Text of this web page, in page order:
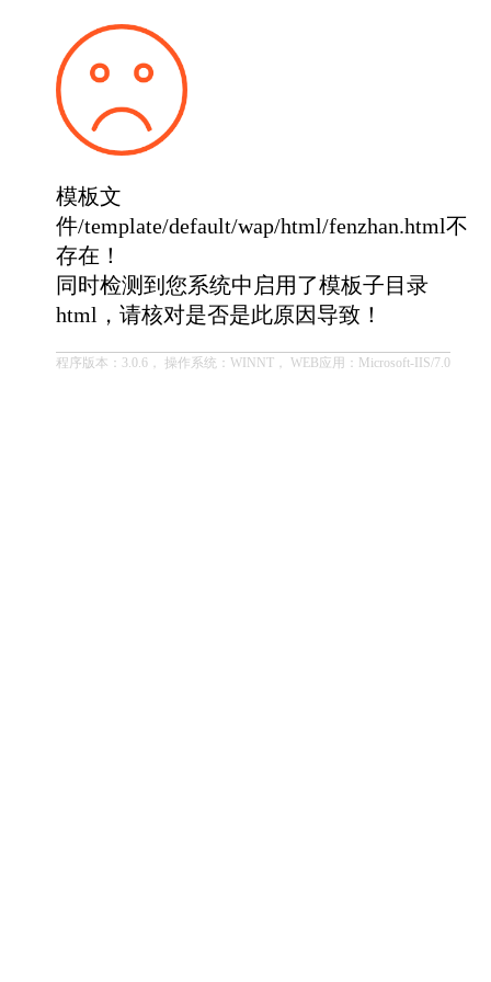
模板文
件/template/default/wap/html/fenzhan.html不
存在！
同时检测到您系统中启用了模板子目录
html，请核对是否是此原因导致！
程序版本：3.0.6， 操作系统：WINNT， WEB应用：Microsoft-IIS/7.0